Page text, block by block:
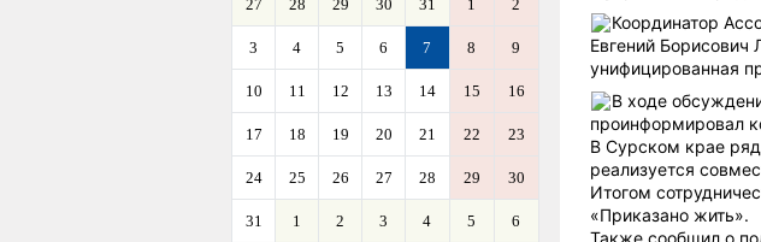
27 28 29 30 31 1 2
3 4 5 6 7 8 9
10 11 12 13 14 15 16
17 18 19 20 21 22 23
24 25 26 27 28 29 30
31 1 2 3 4 5 6
Координатор
Евгений Борисович
унифицированная
В ходе
проинформировал
В Сурском крае ряд
реализуется
Итогом
«Приказано жить».
Также сообщил о